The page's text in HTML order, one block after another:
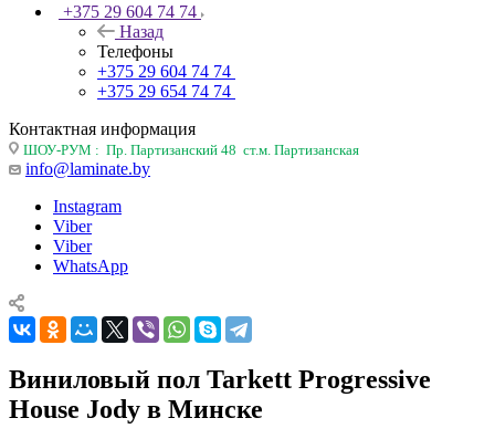
+375 29 604 74 74
Назад
Телефоны
+375 29 604 74 74
+375 29 654 74 74
Контактная информация
ШОУ-РУМ : Пр. Партизанский 48 ст.м. Партизанская
info@laminate.by
Instagram
Viber
Viber
WhatsApp
Виниловый пол Tarkett Progressive
House Jody в Минске